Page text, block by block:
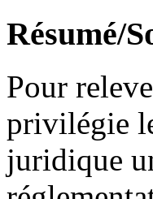
Résumé/
Pour
privilégie
juridique